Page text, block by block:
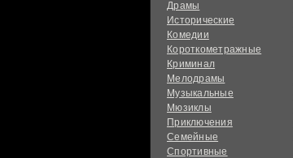
Драмы
Исторические
Комедии
Короткометражные
Криминал
Мелодрамы
Музыкальные
Мюзиклы
Приключения
Семейные
Спортивные